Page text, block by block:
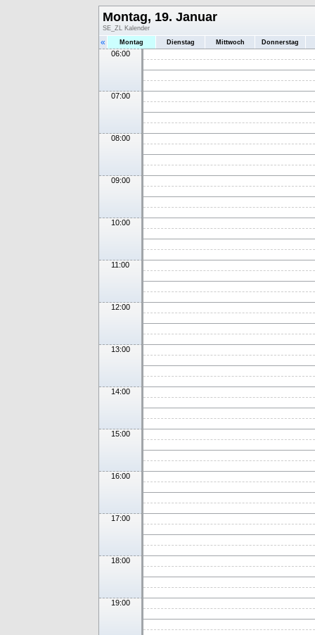
Montag, 19. Januar
SE_ZL Kalender
« Montag Dienstag Mittwoch Donnerstag
06:00
07:00
08:00
09:00
10:00
11:00
12:00
13:00
14:00
15:00
16:00
17:00
18:00
19:00